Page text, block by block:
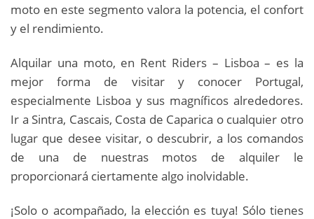
moto en este segmento valora la potencia, el confort
y el rendimiento.
Alquilar una moto, en Rent Riders – Lisboa – es la
mejor forma de visitar y conocer Portugal,
especialmente Lisboa y sus magníficos alrededores.
Ir a Sintra, Cascais, Costa de Caparica o cualquier otro
lugar que desee visitar, o descubrir, a los comandos
de una de nuestras motos de alquiler le
proporcionará ciertamente algo inolvidable.
¡Solo o acompañado, la elección es tuya! Sólo tienes